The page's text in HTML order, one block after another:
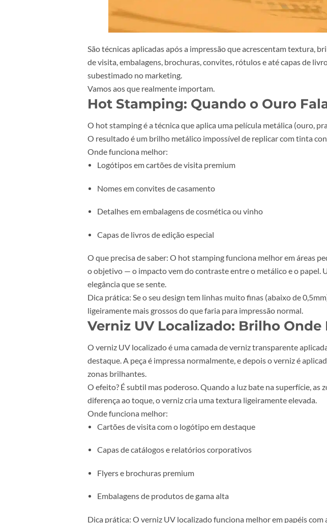
São técnicas aplicadasapós a impressãoque acrescentam
de visita, embalagens, brochuras, convites, rótulos e até
subestimado no marketing.
Vamos aos que realmente importam.
Hot Stamping: Quando o
O hot stamping é a técnica que aplica uma película
Onde funciona melhor:
Logótipos em cartões de visita premium
Nomes em convites de casamento
Detalhes em embalagens de cosmética ou vinho
Capas de livros de edição especial
O que precisa de saber:
O hot stamping funciona melhor
o objetivo — o impacto vem do contraste entre o metálico e
elegância que se sente.
Dica prática:Se o seu design tem linhas muito finas (abaixo
ligeiramente mais grossos do que faria para impressão
Verniz UV Localizado: Brilho
O verniz UV localizado é uma camada de verniz
destaque. A peça é impressa normalmente, e depois o
O efeito?É subtil mas poderoso. Quando a luz bate na
diferença ao toque, o verniz cria uma textura ligeiramente